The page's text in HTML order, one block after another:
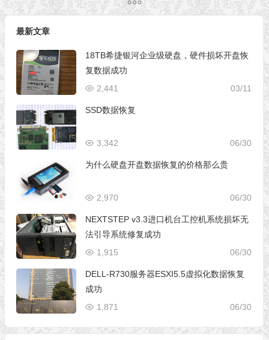
最新文章
18TB希捷银河企业级硬盘，硬件损坏开盘恢
复数据成功
03/11
2,441
SSD数据恢复
06/30
3,342
为什么硬盘开盘数据恢复的价格那么贵
06/30
2,970
NEXTSTEP v3.3进口机台工控机系统损坏无
法引导系统修复成功
06/30
1,915
DELL-R730服务器ESXI5.5虚拟化数据恢复
成功
06/30
1,871